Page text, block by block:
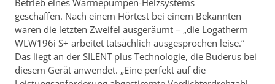
Betrieb eines Wärmepumpen-Heizsystems
geschaffen. Nach einem Hörtest bei einem Bekannten
waren die letzten Zweifel ausgeräumt – „die Logatherm
WLW196i S+ arbeitet tatsächlich ausgesprochen leise.“
Das liegt an der SILENT plus Technologie, die Buderus bei
diesem Gerät anwendet. „Eine perfekt auf die